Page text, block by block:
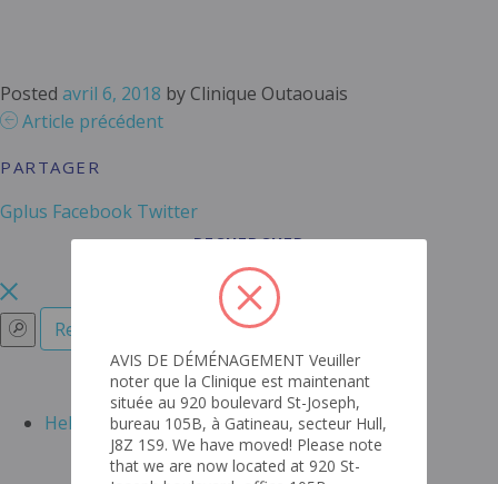
Posted avril 6, 2018 by Clinique Outaouais
Article précédent
PARTAGER
Gplus Facebook Twitter
RECHERCHER
RECENT POSTS
Hello world!
ARCHIVES
AVIS DE DÉMÉNAGEMENT Veuiller
noter que la Clinique est maintenant
située au 920 boulevard St-Joseph,
bureau 105B, à Gatineau, secteur Hull,
J8Z 1S9. We have moved! Please note
that we are now located at 920 St-